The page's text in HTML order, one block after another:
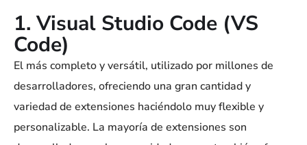
1. Visual Studio Code (VS
Code)
El más completo y versátil, utilizado por millones de
desarrolladores, ofreciendo una gran cantidad y
variedad de extensiones haciéndolo muy flexible y
personalizable. La mayoría de extensiones son